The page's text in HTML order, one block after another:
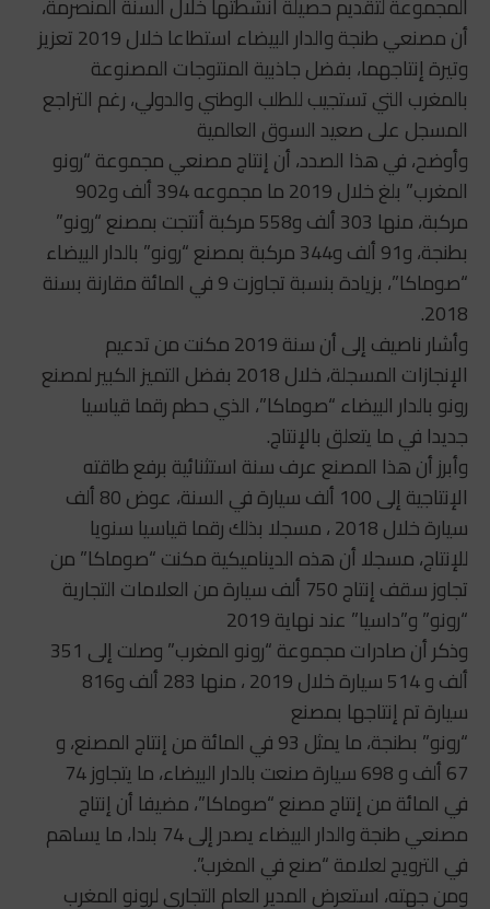
أن مصنعي طنجة والدار البيضاء استطاعا خلال 2019 تعزيز
وتيرة إنتاجهما، بفضل جاذبية المنتوجات المصنوعة
بالمغرب التي تستجيب للطلب الوطني والدولي، رغم التراجع
المسجل على صعيد السوق العالمية
وأوضح، في هذا الصدد، أن إنتاج مصنعي مجموعة “رونو
المغرب” بلغ خلال 2019 ما مجموعه 394 ألف و902
مركبة، منها 303 ألف و558 مركبة أنتجت بمصنع “رونو”
بطنجة، و91 ألف و344 مركبة بمصنع “رونو” بالدار البيضاء
“صوماكا”، بزيادة بنسبة تجاوزت 9 في المائة مقارنة بسنة
2018.
وأشار ناصيف إلى أن سنة 2019 مكنت من تدعيم
الإنجازات المسجلة، خلال 2018 بفضل التميز الكبير لمصنع
رونو بالدار البيضاء “صوماكا”، الذي حطم رقما قياسيا
جديدا في ما يتعلق بالإنتاج.
وأبرز أن هذا المصنع عرف سنة استثنائية برفع طاقته
الإنتاجية إلى 100 ألف سيارة في السنة، عوض 80 ألف
سيارة خلال 2018 ، مسجلا بذلك رقما قياسيا سنويا
للإنتاج، مسجلا أن هذه الديناميكية مكنت “صوماكا” من
تجاوز سقف إنتاج 750 ألف سيارة من العلامات التجارية
“رونو” و”داسيا” عند نهاية 2019
وذكر أن صادرات مجموعة “رونو المغرب” وصلت إلى 351
ألف و 514 سيارة خلال 2019 ، منها 283 ألف و816
سيارة تم إنتاجها بمصنع
“رونو” بطنجة، ما يمثل 93 في المائة من إنتاج المصنع، و
67 ألف و 698 سيارة صنعت بالدار البيضاء، ما يتجاوز 74
في المائة من إنتاج مصنع “صوماكا”، مضيفا أن إنتاج
مصنعي طنجة والدار البيضاء يصدر إلى 74 بلدا، ما يساهم
في الترويج لعلامة “صنع في المغرب”.
ومن جهته، استعرض المدير العام التجاري لرونو المغرب